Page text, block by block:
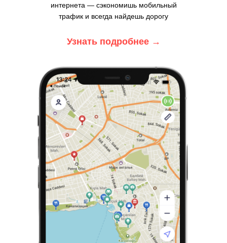
Узнать подробнее →
интернета — сэкономишь мобильный
трафик и всегда найдешь дорогу